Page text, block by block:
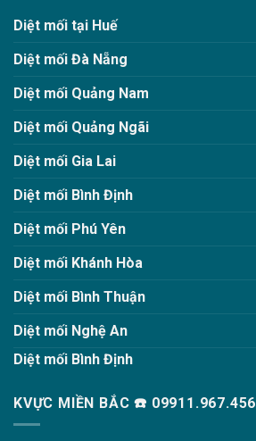
Diệt mối tại Huế
Diệt mối Đà Nẵng
Diệt mối Quảng Nam
Diệt mối Quảng Ngãi
Diệt mối Gia Lai
Diệt mối Bình Định
Diệt mối Phú Yên
Diệt mối Khánh Hòa
Diệt mối Bình Thuận
Diệt mối Nghệ An
Diệt mối Bình Định
KVỰC MIỀN BẮC ☎️ 09911.967.456